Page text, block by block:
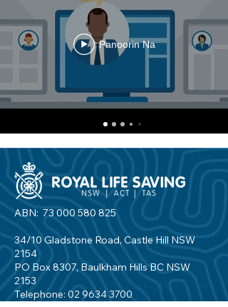
Panoorin Na
ABN: 73 000 580 825
34/10 Gladstone Road, Castle Hill NSW
2154
PO Box 8307, Baulkham Hills BC NSW
2153
Telephone: 02 9634 3700